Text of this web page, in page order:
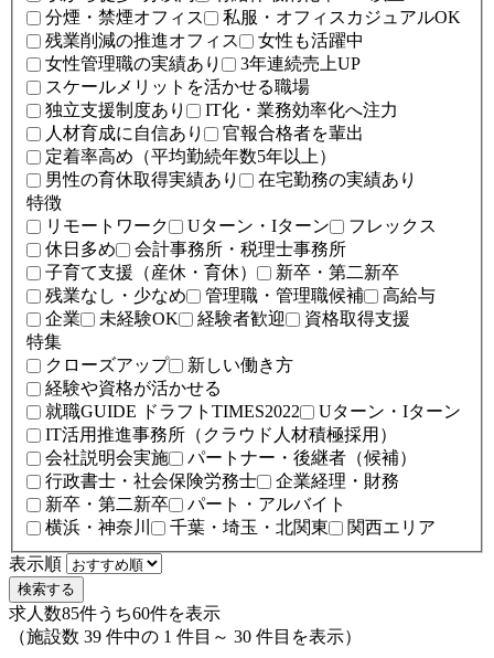
分煙・禁煙オフィス
私服・オフィスカジュアルOK
残業削減の推進オフィス
女性も活躍中
女性管理職の実績あり
3年連続売上UP
スケールメリットを活かせる職場
独立支援制度あり
IT化・業務効率化へ注力
人材育成に自信あり
官報合格者を輩出
定着率高め（平均勤続年数5年以上）
男性の育休取得実績あり
在宅勤務の実績あり
特徴
リモートワーク
Uターン・Iターン
フレックス
休日多め
会計事務所・税理士事務所
子育て支援（産休・育休）
新卒・第二新卒
残業なし・少なめ
管理職・管理職候補
高給与
企業
未経験OK 経験者歓迎
資格取得支援
特集
クローズアップ
新しい働き方
経験や資格が活かせる
就職GUIDE ドラフトTIMES2022
Uターン・Iターン
IT活用推進事務所（クラウド人材積極採用）
会社説明会実施
パートナー・後継者（候補）
行政書士・社会保険労務士
企業経理・財務
新卒・第二新卒
パート・アルバイト
横浜・神奈川
千葉・埼玉・北関東
関西エリア
表示順
検索する
求人数85件うち60件を表示
（施設数 39 件中の 1 件目～ 30 件目を表示）